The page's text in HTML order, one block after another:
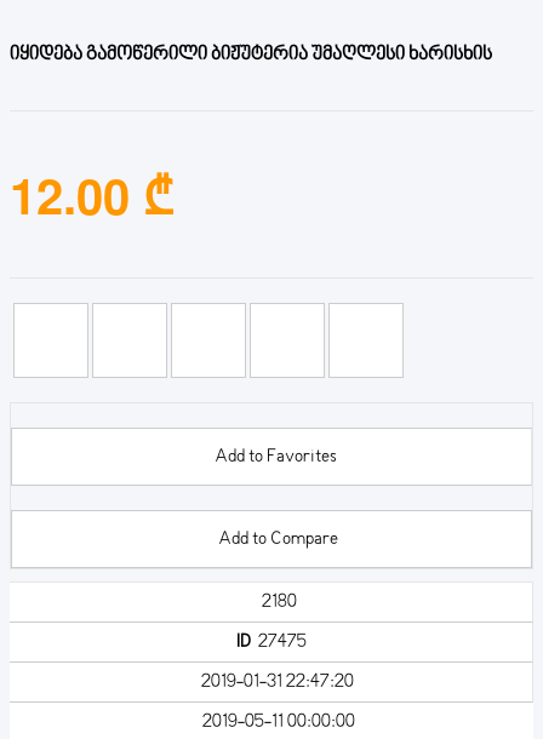
იყიდება გამოწერილი ბიჟუტერია უმაღლესი ხარისხის
12.00 ₾
Add to Favorites
Add to Compare
2180
ID27475
2019-01-31 22:47:20
2019-05-11 00:00:00